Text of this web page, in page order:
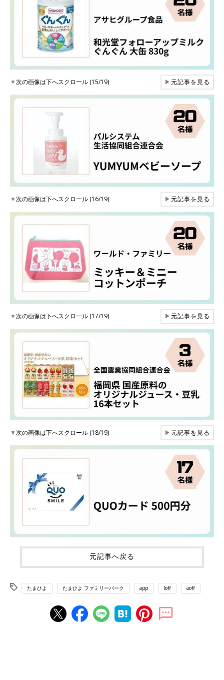
▼次の画像は下へスクロール (15/19) ▶元記事を見る
▼次の画像は下へスクロール (16/19) ▶元記事を見る
▼次の画像は下へスクロール (17/19) ▶元記事を見る
▼次の画像は下へスクロール (18/19) ▶元記事を見る
元記事へ戻る
たまひよ たまひよ ファミリーパーク app loff aoff